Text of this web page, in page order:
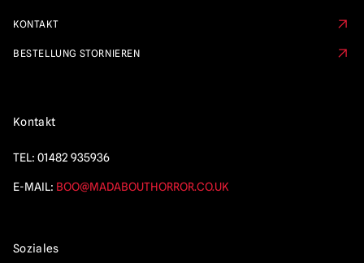
KONTAKT
BESTELLUNG STORNIEREN
Kontakt
TEL: 01482 935936
E-MAIL: BOO@MADABOUTHORROR.CO.UK
Soziales